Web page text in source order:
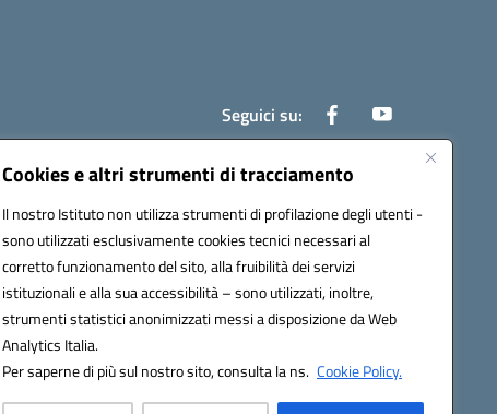
Cookies e altri strumenti di tracciamento
Il nostro Istituto non utilizza strumenti di profilazione degli utenti -
sono utilizzati esclusivamente cookies tecnici necessari al
corretto funzionamento del sito, alla fruibilità dei servizi
istituzionali e alla sua accessibilità – sono utilizzati, inoltre,
strumenti statistici anonimizzati messi a disposizione da Web
Analytics Italia.
Per saperne di più sul nostro sito, consulta la ns. Cookie Policy.
Seguici su: